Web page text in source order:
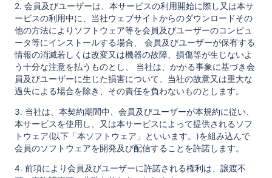
2. 会員及びユーザーは、本サービスの利用開始に際し又は本サ
ービスの利用中に、当社ウェブサイトからのダウンロードその
他の方法によりソフトウェア等を会員及びユーザーのコンピュ
ータ等にインストールする場合、 会員及びユーザーが保有する
情報の消滅若しくは改変又は機器の故障、損傷等が生じないよ
う十分な注意を払うものとし、 当社は、かかる事象に基づき会
員及びユーザーに生じた損害について、当社の故意又は重大な
過失による場合を除き、その責任を負わないものとします。
3. 当社は、本契約期間中、会員及びユーザーが本規約に従い、
本サービスを使用し、又は本サービスによって提供されるソフ
トウェア(以下「本ソフトウェア」といいます。)を組み込んで
会員のソフトウェアを開発及び配信することを許諾します。
4. 前項により会員及びユーザーに許諾される権利は、譲渡不